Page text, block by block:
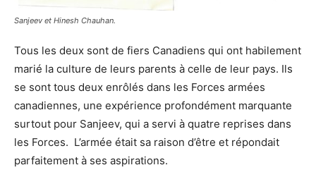
Sanjeev et Hinesh Chauhan.
Tous les deux sont de fiers Canadiens qui ont habilement
marié la culture de leurs parents à celle de leur pays. Ils
se sont tous deux enrôlés dans les Forces armées
canadiennes, une expérience profondément marquante
surtout pour Sanjeev, qui a servi à quatre reprises dans
les Forces. L’armée était sa raison d’être et répondait
parfaitement à ses aspirations.